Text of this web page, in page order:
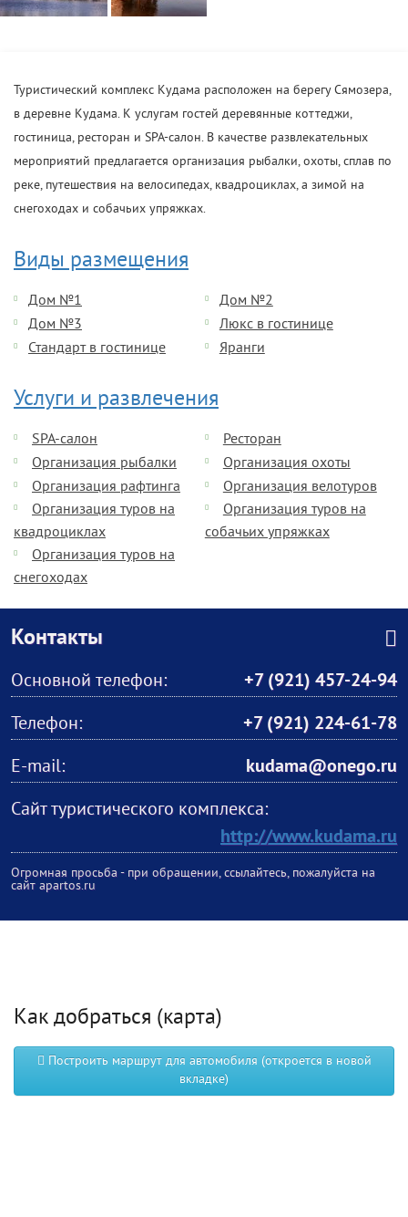
Туристический комплекс Кудама расположен на берегу Сямозера,
в деревне Кудама. К услугам гостей деревянные коттеджи,
гостиница, ресторан и SPA-салон. В качестве развлекательных
мероприятий предлагается организация рыбалки, охоты, сплав по
реке, путешествия на велосипедах, квадроциклах, а зимой на
снегоходах и собачьих упряжках.
Виды размещения
Дом №1
Дом №2
Дом №3
Люкс в гостинице
Стандарт в гостинице
Яранги
Услуги и развлечения
SPA-салон
Ресторан
Организация рыбалки
Организация охоты
Организация рафтинга
Организация велотуров
Организация туров на
квадроциклах
Организация туров на
собачьих упряжках
Организация туров на
снегоходах
Контакты
Основной телефон:
+7 (921) 457-24-94
Телефон:
+7 (921) 224-61-78
E-mail:
kudama@onego.ru
Сайт туристического комплекса:
http://www.kudama.ru
Огромная просьба - при обращении, ссылайтесь, пожалуйста на
сайт apartos.ru
Как добраться (карта)
Построить маршрут для автомобиля (откроется в новой
вкладке)